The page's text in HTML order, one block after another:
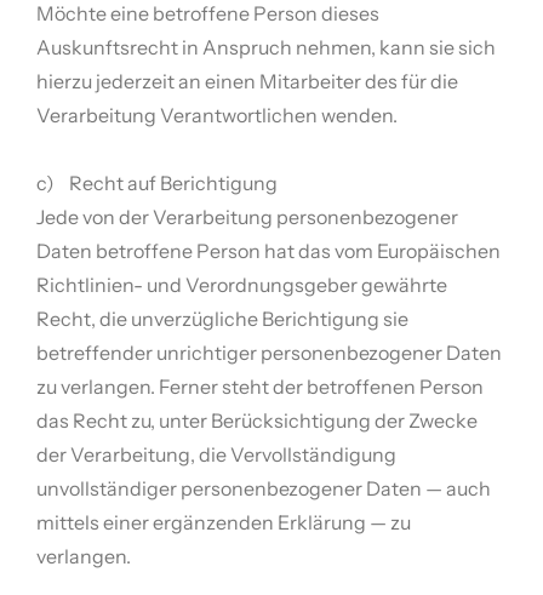
Möchte eine betroffene Person dieses
Auskunftsrecht in Anspruch nehmen, kann sie sich
hierzu jederzeit an einen Mitarbeiter des für die
Verarbeitung Verantwortlichen wenden.
c) Recht auf Berichtigung
Jede von der Verarbeitung personenbezogener
Daten betroffene Person hat das vom Europäischen
Richtlinien- und Verordnungsgeber gewährte
Recht, die unverzügliche Berichtigung sie
betreffender unrichtiger personenbezogener Daten
zu verlangen. Ferner steht der betroffenen Person
das Recht zu, unter Berücksichtigung der Zwecke
der Verarbeitung, die Vervollständigung
unvollständiger personenbezogener Daten — auch
mittels einer ergänzenden Erklärung — zu
verlangen.